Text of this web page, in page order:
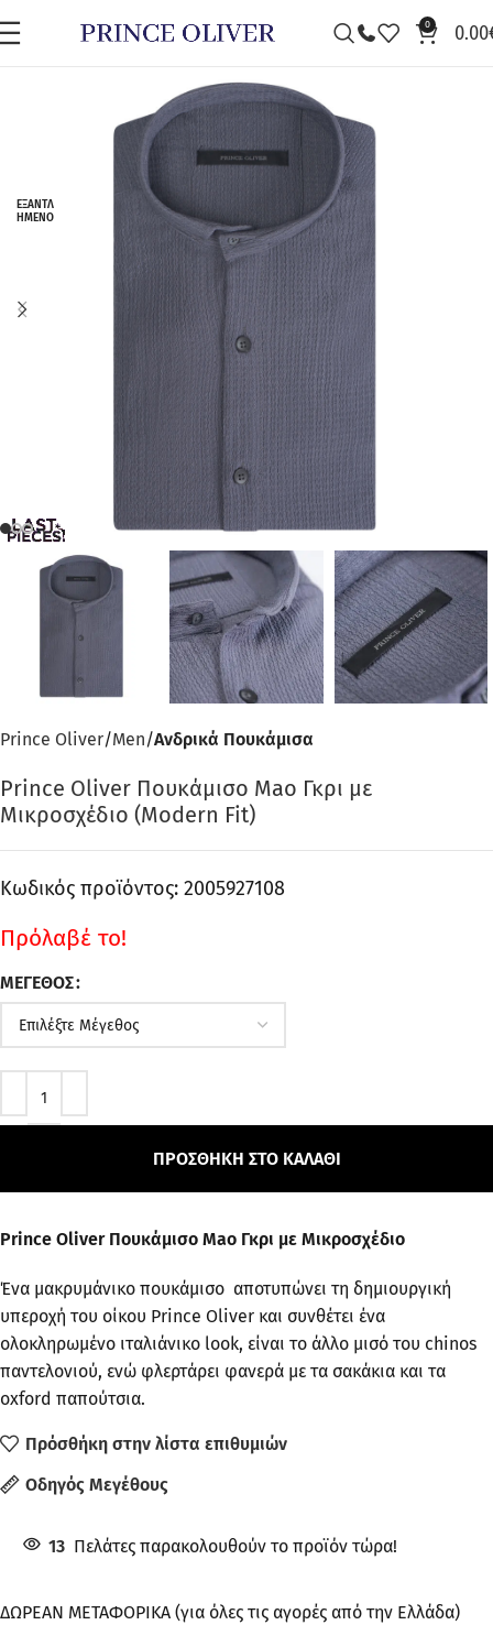
0 0.00
ΕΞΑΝΤΛ
ΗΜΈΝΟ
Prince Oliver Men Ανδρικά Πουκάμισα
Prince Oliver Πουκάμισο Mao Γκρι με
Μικροσχέδιο (Modern Fit)
Κωδικός προϊόντος: 2005927108
Πρόλαβέ το!
ΜΈΓΕΘΟΣ
ΠΡΟΣΘΉΚΗ ΣΤΟ ΚΑΛΆΘΙ
Prince Oliver Πουκάμισο Mao Γκρι με Μικροσχέδιο
Ένα μακρυμάνικο πουκάμισο αποτυπώνει τη δημιουργική
υπεροχή του οίκου Prince Oliver και συνθέτει ένα
ολοκληρωμένο ιταλιάνικο look, είναι το άλλο μισό του chinos
παντελονιού, ενώ φλερτάρει φανερά με τα σακάκια και τα
oxford παπούτσια.
Πρόσθήκη στην λίστα επιθυμιών
Οδηγός Μεγέθους
13 Πελάτες παρακολουθούν το προϊόν τώρα!
ΔΩΡΕΑΝ ΜΕΤΑΦΟΡΙΚΑ (για όλες τις αγορές από την Ελλάδα)